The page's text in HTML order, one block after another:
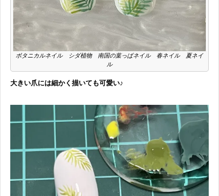
ボタニカルネイル シダ植物 南国の葉っぱネイル 春ネイル 夏ネイ
ル
大きい爪には細かく描いても可愛い♪